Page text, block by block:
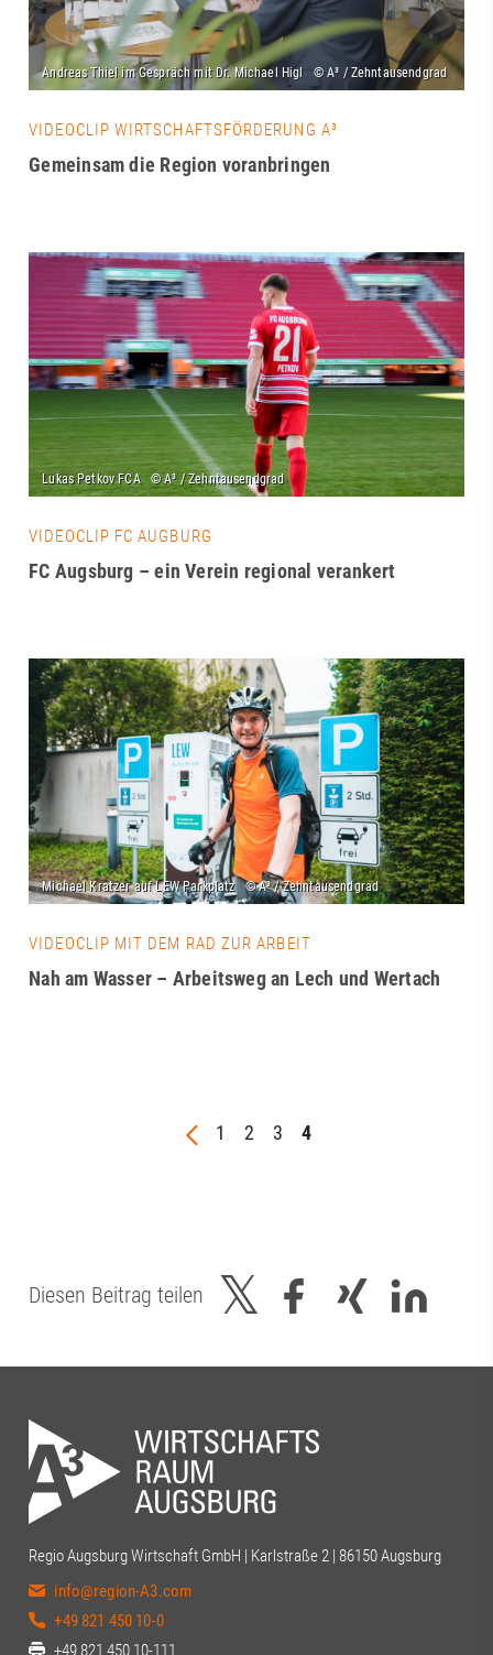
VIDEOCLIP WIRTSCHAFTSFÖRDERUNG A³
Gemeinsam die Region voranbringen
VIDEOCLIP FC AUGBURG
FC Augsburg – ein Verein regional verankert
VIDEOCLIP MIT DEM RAD ZUR ARBEIT
Nah am Wasser – Arbeitsweg an Lech und Wertach
1 2 3 4
Diesen Beitrag teilen
Regio Augsburg Wirtschaft GmbH | Karlstraße 2 | 86150 Augsburg
info@region-A3.com
+49 821 450 10-0
+49 821 450 10-111